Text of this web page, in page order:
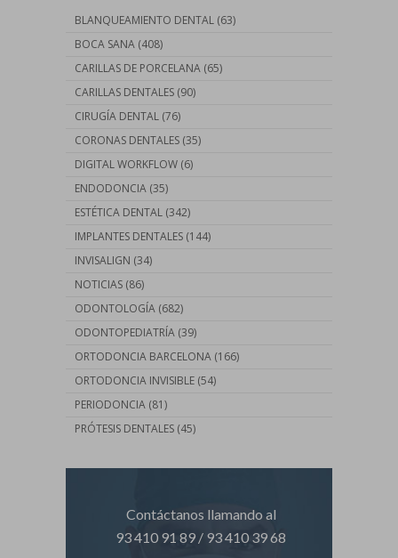
BLANQUEAMIENTO DENTAL (63)
BOCA SANA (408)
CARILLAS DE PORCELANA (65)
CARILLAS DENTALES (90)
CIRUGÍA DENTAL (76)
CORONAS DENTALES (35)
DIGITAL WORKFLOW (6)
ENDODONCIA (35)
ESTÉTICA DENTAL (342)
IMPLANTES DENTALES (144)
INVISALIGN (34)
NOTICIAS (86)
ODONTOLOGÍA (682)
ODONTOPEDIATRÍA (39)
ORTODONCIA BARCELONA (166)
ORTODONCIA INVISIBLE (54)
PERIODONCIA (81)
PRÓTESIS DENTALES (45)
Contáctanos llamando al
93 410 91 89 / 93 410 39 68